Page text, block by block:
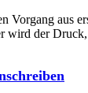
Vorgang aus
wird der